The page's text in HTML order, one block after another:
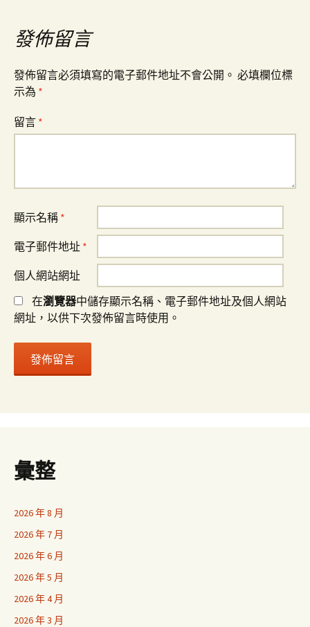
覽發佈留言
發佈留言必須填寫的電子郵件地址不會公開。 必填欄位標
示為 *
留言 *
顯示名稱 *
電子郵件地址 *
個人網站網址
在瀏覽器中儲存顯示名稱、電子郵件地址及個人網站
網址，以供下次發佈留言時使用。
彙整
2026 年 8 月
2026 年 7 月
2026 年 6 月
2026 年 5 月
2026 年 4 月
2026 年 3 月